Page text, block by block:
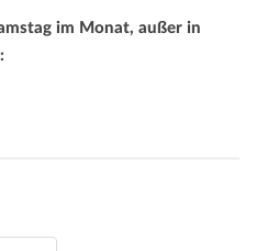
im Monat, außer in